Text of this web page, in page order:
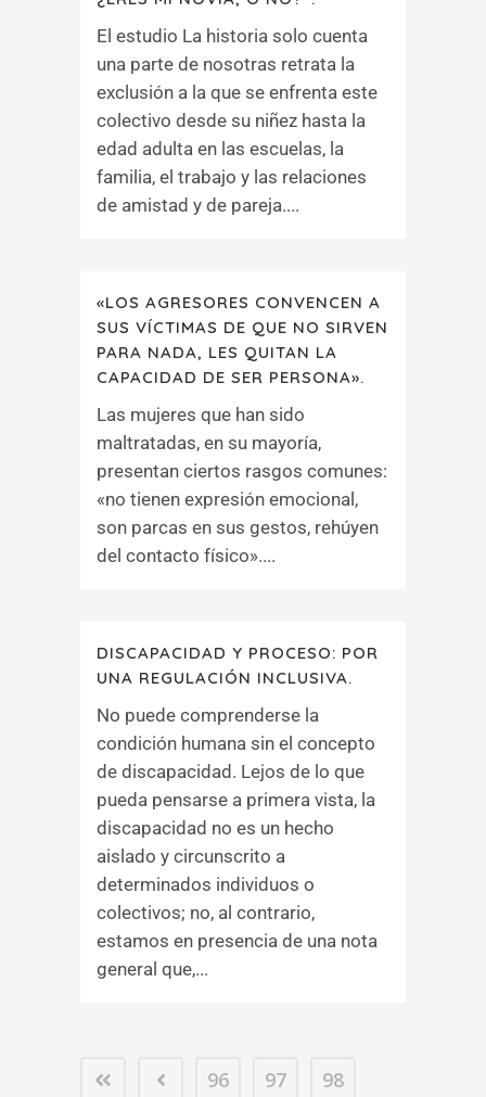
El estudio La historia solo cuenta
una parte de nosotras retrata la
exclusión a la que se enfrenta este
colectivo desde su niñez hasta la
edad adulta en las escuelas, la
familia, el trabajo y las relaciones
de amistad y de pareja....
«LOS AGRESORES CONVENCEN A
SUS VÍCTIMAS DE QUE NO SIRVEN
PARA NADA, LES QUITAN LA
CAPACIDAD DE SER PERSONA».
Las mujeres que han sido
maltratadas, en su mayoría,
presentan ciertos rasgos comunes:
«no tienen expresión emocional,
son parcas en sus gestos, rehúyen
del contacto físico»....
DISCAPACIDAD Y PROCESO: POR
UNA REGULACIÓN INCLUSIVA.
No puede comprenderse la
condición humana sin el concepto
de discapacidad. Lejos de lo que
pueda pensarse a primera vista, la
discapacidad no es un hecho
aislado y circunscrito a
determinados individuos o
colectivos; no, al contrario,
estamos en presencia de una nota
general que,...
96 97
98